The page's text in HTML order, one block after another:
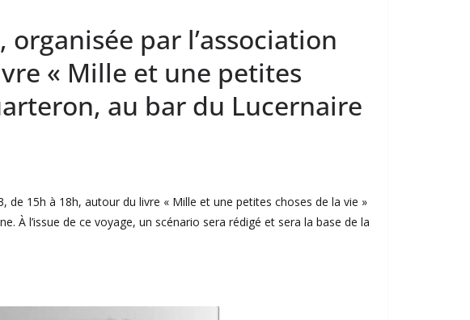
par l’association
« Mille et une petites
au bar du Lucernaire
de 15h à 18h, autour du livre « Mille et une petites choses de la vie »
À l’issue de ce voyage, un scénario sera rédigé et sera la base de la